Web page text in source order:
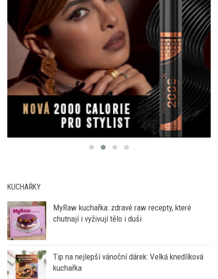
KUCHAŘKY
MyRaw kuchařka: zdravé raw recepty, které
chutnají i vyživují tělo i duši
Tip na nejlepší vánoční dárek: Velká knedlíková
kuchařka